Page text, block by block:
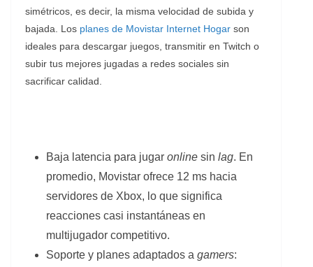
simétricos, es decir, la misma velocidad de subida y
bajada. Los planes de Movistar Internet Hogar son
ideales para descargar juegos, transmitir en Twitch o
subir tus mejores jugadas a redes sociales sin
sacrificar calidad.
Baja latencia para jugar online sin lag. En
promedio, Movistar ofrece 12 ms hacia
servidores de Xbox, lo que significa
reacciones casi instantáneas en
multijugador competitivo.
Soporte y planes adaptados a gamers: